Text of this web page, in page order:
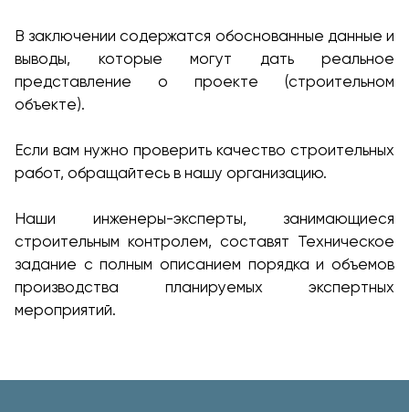
В заключении содержатся обоснованные данные и
выводы, которые могут дать реальное
представление о проекте (строительном
объекте).
Если вам нужно проверить качество строительных
работ, обращайтесь в нашу организацию.
Наши инженеры-эксперты, занимающиеся
строительным контролем, составят Техническое
задание с полным описанием порядка и объемов
производства планируемых экспертных
мероприятий.